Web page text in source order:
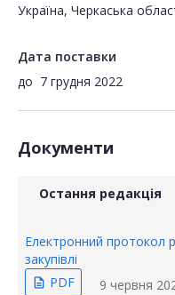
Україна, Черкаська
Дата поставки
до 7 грудня 2022
Документи
Остання редакція
Електронний протокол
закупівлі
description PDF 9 червня